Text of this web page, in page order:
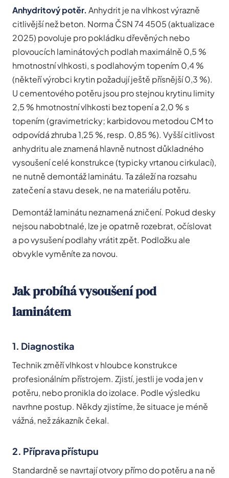
Anhydritový potěr. Anhydrit je na vlhkost výrazně
citlivější než beton. Norma ČSN 74 4505 (aktualizace
2025) povoluje pro pokládku dřevěných nebo
plovoucích laminátových podlah maximálně 0,5 %
hmotnostní vlhkosti, s podlahovým topením 0,4 %
(někteří výrobci krytin požadují ještě přísnější 0,3 %).
U cementového potěru jsou pro stejnou krytinu limity
2,5 % hmotnostní vlhkosti bez topení a 2,0 % s
topením (gravimetricky; karbidovou metodou CM to
odpovídá zhruba 1,25 %, resp. 0,85 %). Vyšší citlivost
anhydritu ale znamená hlavně nutnost důkladného
vysoušení celé konstrukce (typicky vrtanou cirkulací),
ne nutně demontáž laminátu. Ta záleží na rozsahu
zatečení a stavu desek, ne na materiálu potěru.
Demontáž laminátu neznamená zničení. Pokud desky
nejsou nabobtnalé, lze je opatrně rozebrat, očíslovat
a po vysušení podlahy vrátit zpět. Podložku ale
obvykle vyměníte za novou.
Jak probíhá vysoušení pod
laminátem
1. Diagnostika
Technik změří vlhkost v hloubce konstrukce
profesionálním přístrojem. Zjistí, jestli je voda jen v
potěru, nebo pronikla do izolace. Podle výsledku
navrhne postup. Někdy zjistíme, že situace je méně
vážná, než zákazník čekal.
2. Příprava přístupu
Standardně se navrtají otvory přímo do potěru a na ně